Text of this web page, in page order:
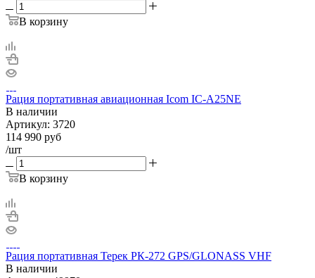
В корзину
Рация портативная авиационная Icom IC-A25NE
В наличии
Артикул: 3720
114 990 руб
/шт
В корзину
Рация портативная Терек РК-272 GPS/GLONASS VHF
В наличии